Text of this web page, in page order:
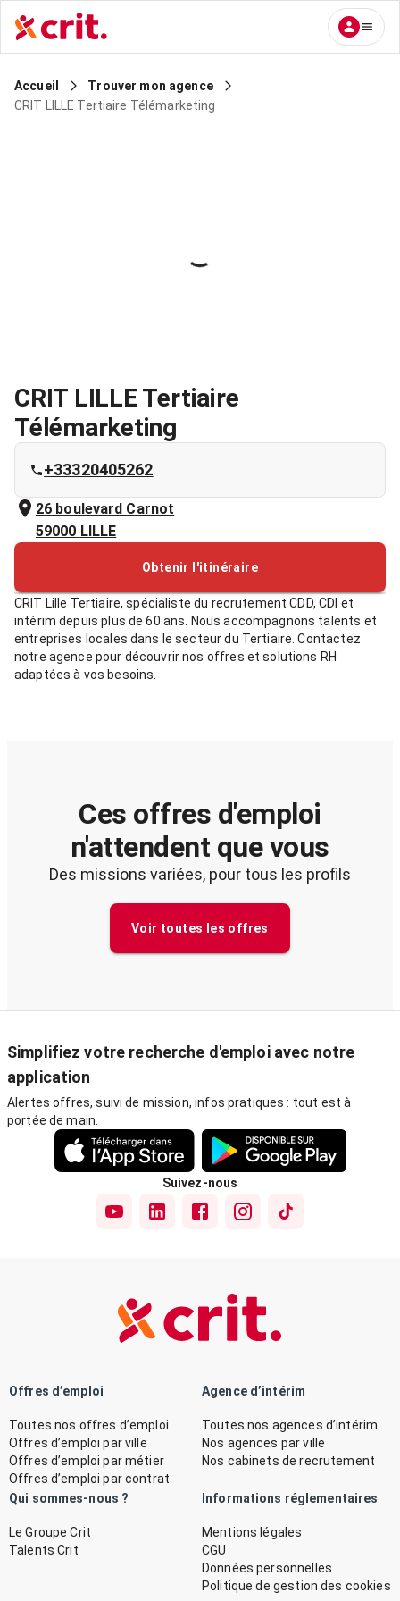
Accueil
Trouver mon agence
CRIT LILLE Tertiaire Télémarketing
CRIT LILLE Tertiaire
Télémarketing
+33320405262
26 boulevard Carnot
59000 LILLE
Obtenir l'itinéraire
CRIT Lille Tertiaire, spécialiste du recrutement CDD, CDI et
intérim depuis plus de 60 ans. Nous accompagnons talents et
entreprises locales dans le secteur du Tertiaire. Contactez
notre agence pour découvrir nos offres et solutions RH
adaptées à vos besoins.
Ces offres d'emploi
n'attendent que vous
Des missions variées, pour tous les profils
Voir toutes les offres
Simplifiez votre recherche d'emploi avec notre
application
Alertes offres, suivi de mission, infos pratiques : tout est à
portée de main.
Suivez-nous
Offres d’emploi
Toutes nos offres d’emploi
Offres d’emploi par ville
Offres d’emploi par métier
Offres d’emploi par contrat
Agence d’intérim
Toutes nos agences d’intérim
Nos agences par ville
Nos cabinets de recrutement
Qui sommes-nous ?
Le Groupe Crit
Talents Crit
Informations réglementaires
Mentions légales
CGU
Données personnelles
Politique de gestion des cookies